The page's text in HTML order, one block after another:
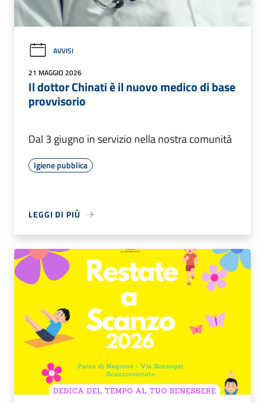
AVVISI
21 MAGGIO 2026
Il dottor Chinati è il nuovo medico di base
provvisorio
Dal 3 giugno in servizio nella nostra comunità
Igiene pubblica
LEGGI DI PIÙ